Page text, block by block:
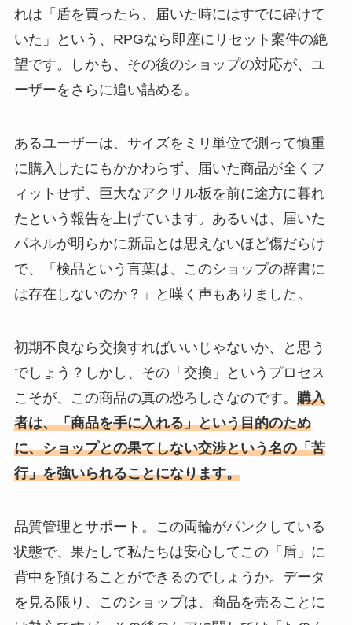
れは「盾を買ったら、届いた時にはすでに砕けて
いた」という、RPGなら即座にリセット案件の絶
望です。しかも、その後のショップの対応が、ユ
ーザーをさらに追い詰める。
あるユーザーは、サイズをミリ単位で測って慎重
に購入したにもかかわらず、届いた商品が全くフ
ィットせず、巨大なアクリル板を前に途方に暮れ
たという報告を上げています。あるいは、届いた
パネルが明らかに新品とは思えないほど傷だらけ
で、「検品という言葉は、このショップの辞書に
は存在しないのか？」と嘆く声もありました。
初期不良なら交換すればいいじゃないか、と思う
でしょう？しかし、その「交換」というプロセス
こそが、この商品の真の恐ろしさなのです。 購入
者は、「商品を手に入れる」という目的のため
に、ショップとの果てしない交渉という名の「苦
行」を強いられることになります。
品質管理とサポート。この両輪がパンクしている
状態で、果たして私たちは安心してこの「盾」に
背中を預けることができるのでしょうか。データ
を見る限り、このショップは、商品を売ることに